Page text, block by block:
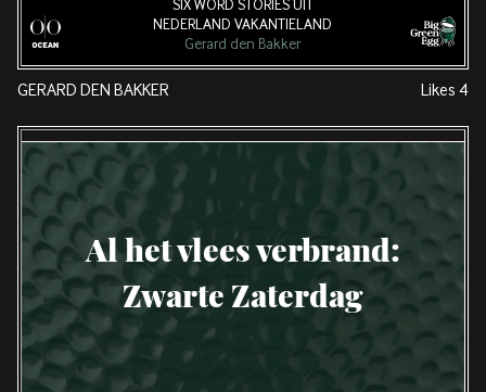
SIX WORD STORIES UIT
NEDERLAND VAKANTIELAND
Gerard den Bakker
GERARD DEN BAKKER Likes 4
Al het vlees verbrand:
Zwarte Zaterdag